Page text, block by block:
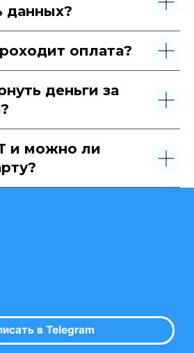
данных?
оплата?
деньги за
и можно ли